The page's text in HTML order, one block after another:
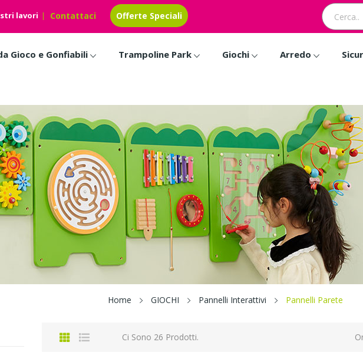
Contattaci Offerte Speciali
lavori
Gioco e Gonfiabili Trampoline Park Giochi Arredo
Home GIOCHI Pannelli Interattivi Pannelli Parete
Ci Sono 26 Prodotti.